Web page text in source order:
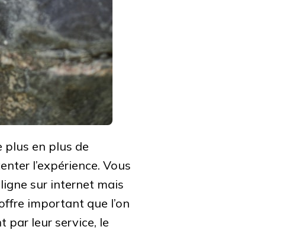
plus en plus de
l’expérience. Vous
sur internet mais
important que l’on
par leur service, le